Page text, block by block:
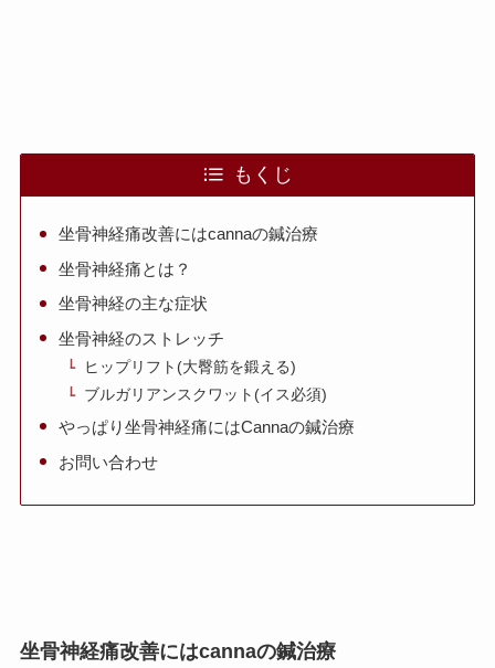
もくじ
坐骨神経痛改善にはcannaの鍼治療
坐骨神経痛とは？
坐骨神経の主な症状
坐骨神経のストレッチ
ヒップリフト(大臀筋を鍛える)
ブルガリアンスクワット(イス必須)
やっぱり坐骨神経痛にはCannaの鍼治療
お問い合わせ
坐骨神経痛改善にはcannaの鍼治療